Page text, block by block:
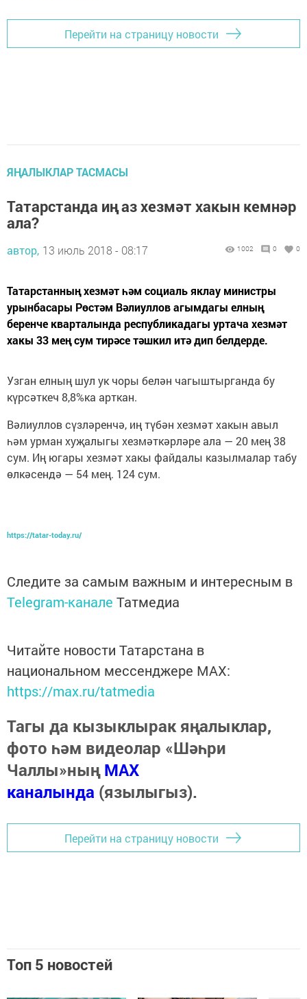
Перейти на страницу новости
ЯҢАЛЫКЛАР ТАСМАСЫ
Татарстанда иң аз хезмәт хакын кемнәр
ала?
автор, 13 июль 2018 - 08:17 1002 0 0
Татарстанның хезмәт һәм социаль яклау министры
урынбасары Рөстәм Вәлиуллов агымдагы елның
беренче кварталында республикадагы уртача хезмәт
хакы 33 мең сум тирәсе тәшкил итә дип белдерде.
Узган елның шул ук чоры белән чагыштырганда бу
күрсәткеч 8,8%ка арткан.
Вәлиуллов сүзләренчә, иң түбән хезмәт хакын авыл
һәм урман хуҗалыгы хезмәткәрләре ала — 20 мең 38
сум. Иң югары хезмәт хакы файдалы казылмалар табу
өлкәсендә — 54 мең. 124 сум.
https://tatar-today.ru/
Следите за самым важным и интересным в
Telegram-канале Татмедиа
Читайте новости Татарстана в
национальном мессенджере MАХ:
https://max.ru/tatmedia
Тагы да кызыклырак яңалыклар,
фото һәм видеолар «Шәһри
Чаллы»ныңMAX
каналында (язылыгыз).
Перейти на страницу новости
Топ 5 новостей